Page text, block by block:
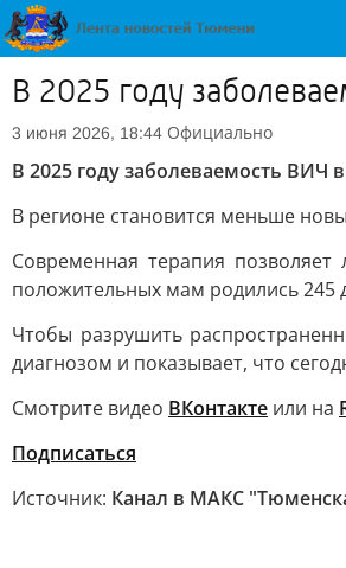
В 2025 году
3 июня 2026, 18:44 Официально
В 2025 году заболеваемость ВИЧ
В регионе становится меньше
Современная терапия
положительных мам родились 245
Чтобы разрушить
диагнозом и показывает, что
Смотрите видео ВКонтакте или на
Подписаться
Источник: Канал в МАКС